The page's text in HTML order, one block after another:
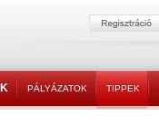
PÁLYÁZATOK TIPPEK